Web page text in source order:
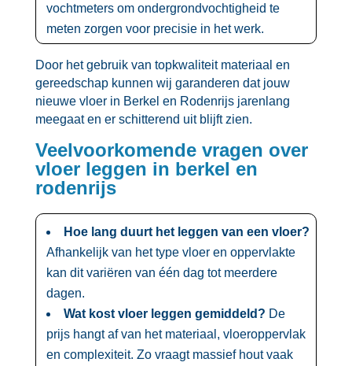
vochtmeters om ondergrondvochtigheid te
meten zorgen voor precisie in het werk.​
Door het gebruik van topkwaliteit materiaal en
gereedschap kunnen wij garanderen dat jouw
nieuwe vloer in Berkel en Rodenrijs jarenlang
meegaat en er schitterend uit blijft zien.​
Veelvoorkomende vragen over
vloer leggen in berkel en
rodenrijs
Hoe lang duurt het leggen van een vloer?
Afhankelijk van het type vloer en oppervlakte
kan dit variëren van één dag tot meerdere
dagen.​
Wat kost vloer leggen gemiddeld? De
prijs hangt af van het materiaal, vloeroppervlak
en complexiteit.​ Zo vraagt massief hout vaak